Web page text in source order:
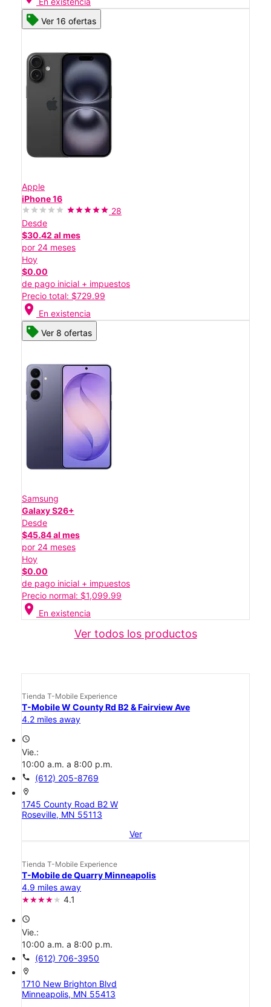
Ver 16 ofertas
Apple
iPhone 16
28
Desde
$30.42 al mes
por 24 meses
Hoy
$0.00
de pago inicial + impuestos
Precio total: $729.99
location_on En existencia
Ver 8 ofertas
Samsung
Galaxy S26+
Desde
$45.84 al mes
por 24 meses
Hoy
$0.00
de pago inicial + impuestos
Precio normal: $1,099.99
location_on En existencia
Ver todos los productos
Tienda T-Mobile Experience
T-Mobile W County Rd B2 & Fairview Ave
4.2 miles away
access_time
Vie.:
10:00 a.m. a 8:00 p.m.
call (612) 205-8769
location_on
1745 County Road B2 W
Roseville, MN 55113
Ver
Tienda T-Mobile Experience
T-Mobile de Quarry Minneapolis
4.9 miles away
4.1
access_time
Vie.:
10:00 a.m. a 8:00 p.m.
call (612) 706-3950
location_on
1710 New Brighton Blvd
Minneapolis, MN 55413